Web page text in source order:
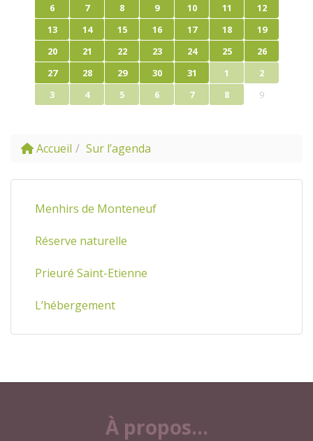
6
7 8 9 10 11
12
13
14 15 16 17 18
19
20
21 22 23 24 25
26
27
28 29 30 31 1
2
3
4 5 6 7 8 9
Accueil Sur l’agenda
Menhirs de Monteneuf
Réserve naturelle
Prieuré Saint-Etienne
L’hébergement
À propos...